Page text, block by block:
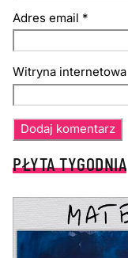
Adres email *
Witryna internetowa
PŁYTA TYGODNIA